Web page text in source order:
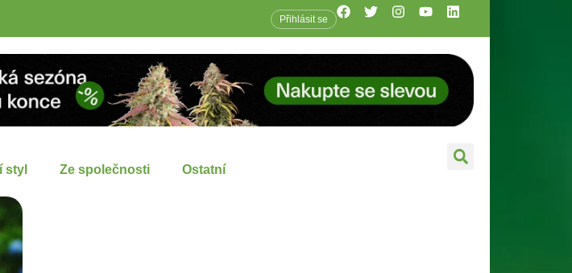
Přihlásit se
styl Ze společnosti Ostatní